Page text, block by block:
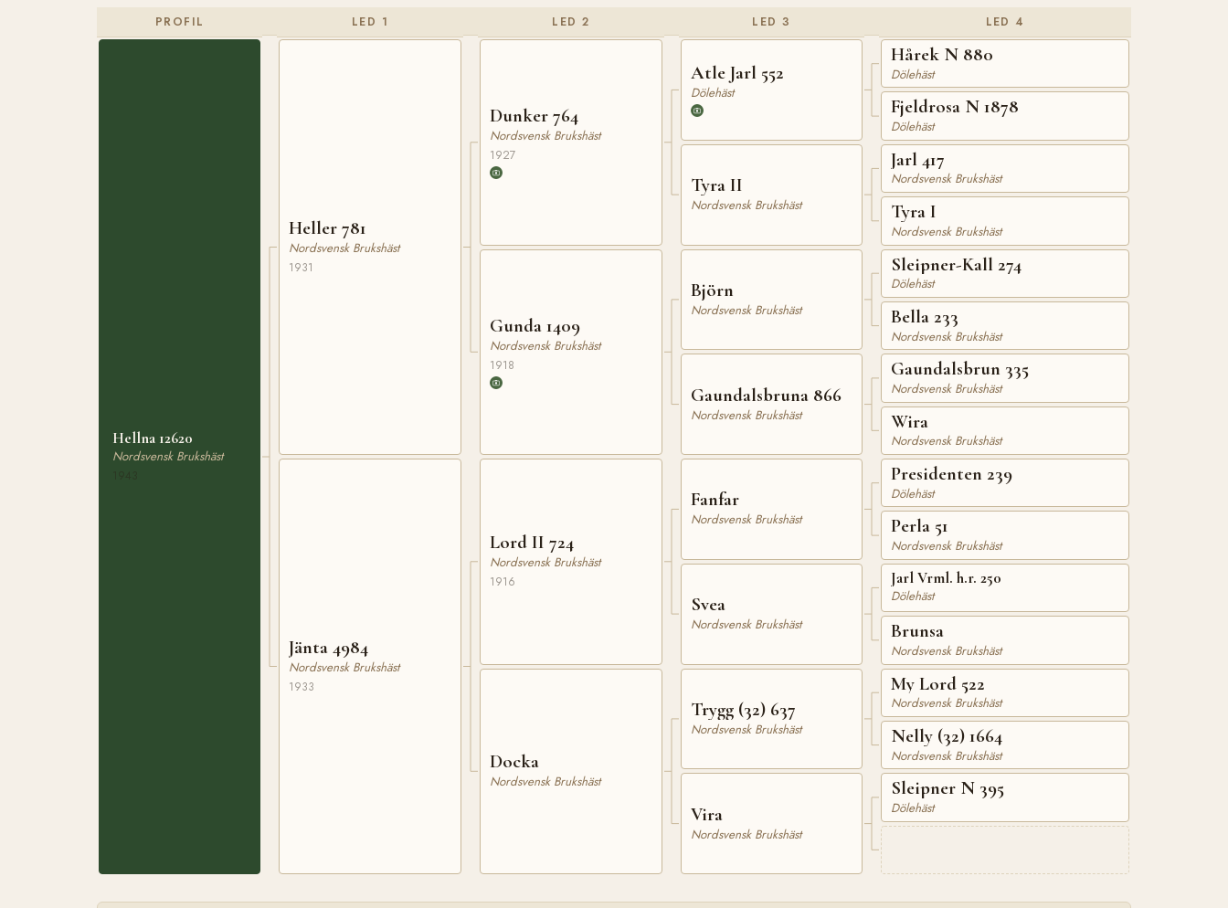
PROFIL
Hellna 12620
Nordsvensk Brukshäst
LED 1
Heller 781
Nordsvensk Brukshäst
1931
Jänta 4984
Nordsvensk Brukshäst
1933
LED 2
Dunker 764
Nordsvensk Brukshäst
1927
Gunda 1409
Nordsvensk Brukshäst
1918
Lord II 724
Nordsvensk Brukshäst
1916
Docka
Nordsvensk Brukshäst
LED 3
Atle Jarl 552
Dölehäst
Tyra II
Nordsvensk Brukshäst
Björn
Nordsvensk Brukshäst
Gaundalsbruna 866
Nordsvensk Brukshäst
Fanfar
Nordsvensk Brukshäst
Svea
Nordsvensk Brukshäst
Trygg (32) 637
Nordsvensk Brukshäst
Vira
Nordsvensk Brukshäst
LED 4
Hårek N 880
Dölehäst
Fjeldrosa N 1878
Dölehäst
Jarl 417
Nordsvensk Brukshäst
Tyra I
Nordsvensk Brukshäst
Sleipner-Kall 274
Dölehäst
Bella 233
Nordsvensk Brukshäst
Gaundalsbrun 335
Nordsvensk Brukshäst
Wira
Nordsvensk Brukshäst
Presidenten 239
Dölehäst
Perla 51
Nordsvensk Brukshäst
Jarl Vrml. h.r. 250
Dölehäst
Brunsa
Nordsvensk Brukshäst
My Lord 522
Nordsvensk Brukshäst
Nelly (32) 1664
Nordsvensk Brukshäst
Sleipner N 395
Dölehäst